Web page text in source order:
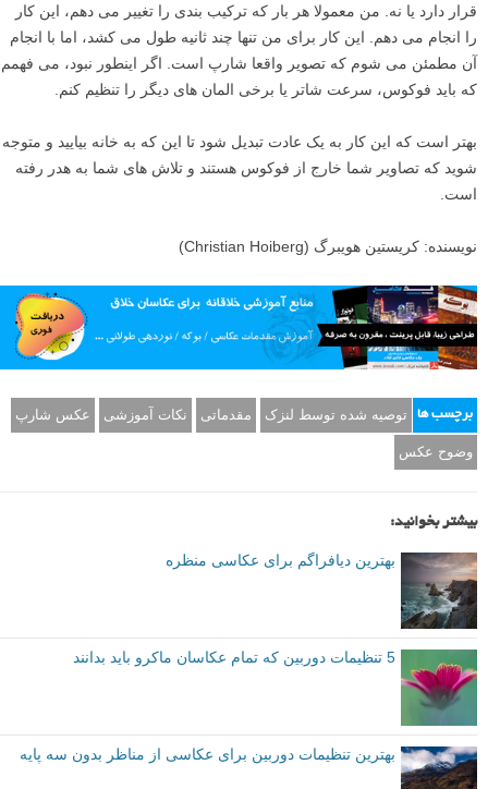
قرار دارد یا نه. من معمولا هر بار که ترکیب بندی را تغییر می دهم، این کار
را انجام می دهم. این کار برای من تنها چند ثانیه طول می کشد، اما با انجام
آن مطمئن می شوم که تصویر واقعا شارپ است. اگر اینطور نبود، می فهمم
که باید فوکوس، سرعت شاتر یا برخی المان های دیگر را تنظیم کنم.
بهتر است که این کار به یک عادت تبدیل شود تا این که به خانه بیایید و متوجه
شوید که تصاویر شما خارج از فوکوس هستند و تلاش های شما به هدر رفته
است.
نویسنده: کریستین هویبرگ (Christian Hoiberg)
برچسب ها توصیه شده توسط لنزک مقدماتی نکات آموزشی عکس شارپ
وضوح عکس
بیشتر بخوانید:
بهترین دیافراگم برای عکاسی منظره
5 تنظیمات دوربین که تمام عکاسان ماکرو باید بدانند
بهترین تنظیمات دوربین برای عکاسی از مناظر بدون سه پایه